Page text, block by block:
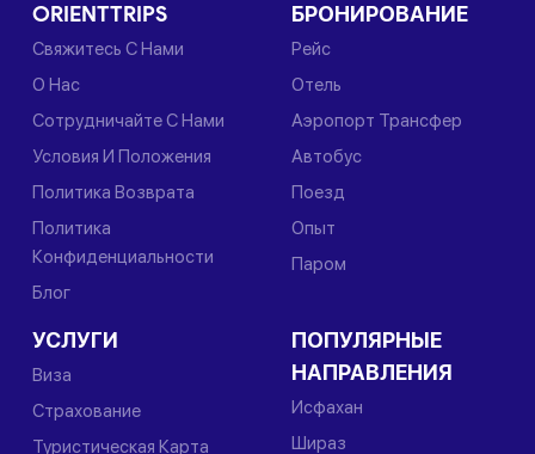
ORIENTTRIPS
Свяжитесь С Нами
О Нас
Сотрудничайте С Нами
Условия И Положения
Политика Возврата
Политика
Конфиденциальности
Блог
БРОНИРОВАНИЕ
Рейс
Отель
Аэропорт Трансфер
Автобус
Поезд
Опыт
Паром
УСЛУГИ
Виза
Страхование
Туристическая Карта
ПОПУЛЯРНЫЕ
НАПРАВЛЕНИЯ
Исфахан
Шираз